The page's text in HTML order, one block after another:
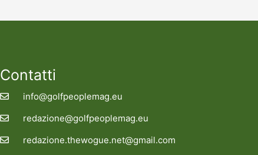
Contatti
info@golfpeoplemag.eu
redazione@golfpeoplemag.eu
redazione.thewogue.net@gmail.com